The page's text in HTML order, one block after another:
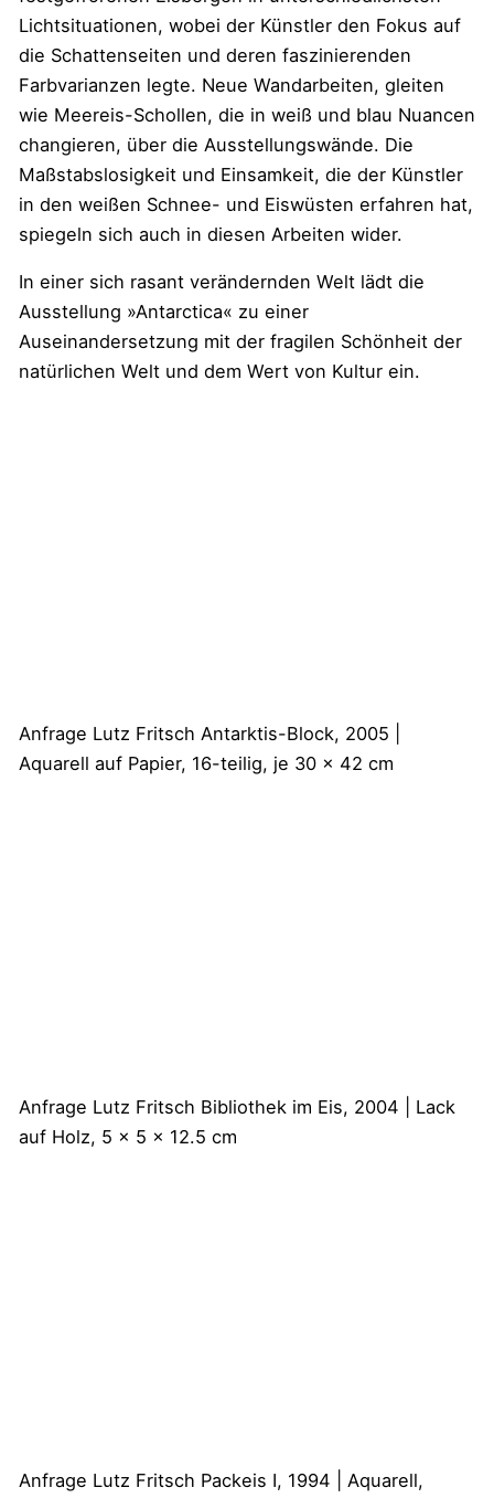
Lichtsituationen, wobei der Künstler den Fokus auf
die Schattenseiten und deren faszinierenden
Farbvarianzen legte. Neue Wandarbeiten, gleiten
wie Meereis-Schollen, die in weiß und blau Nuancen
changieren, über die Ausstellungswände. Die
Maßstabslosigkeit und Einsamkeit, die der Künstler
in den weißen Schnee- und Eiswüsten erfahren hat,
spiegeln sich auch in diesen Arbeiten wider.
In einer sich rasant verändernden Welt lädt die
Ausstellung »Antarctica« zu einer
Auseinandersetzung mit der fragilen Schönheit der
natürlichen Welt und dem Wert von Kultur ein.
Anfrage Lutz Fritsch Antarktis-Block, 2005 |
Aquarell auf Papier, 16-teilig, je 30 x 42 cm
Anfrage Lutz Fritsch Bibliothek im Eis, 2004 | Lack
auf Holz, 5 x 5 x 12.5 cm
Anfrage Lutz Fritsch Packeis I, 1994 | Aquarell,